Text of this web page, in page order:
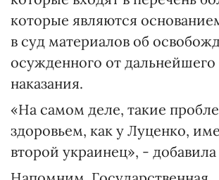
которые являются
в суд материалов об
осужденного от дальнейшего
наказания.
«На самом деле, такие
здоровьем, как у Луценко,
второй украинец», - добавила